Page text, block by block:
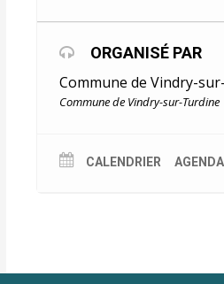
ORGANISÉ PAR
Commune de Vindry-
Commune de Vindry-sur-Turdine
CALENDRIER AGENDA